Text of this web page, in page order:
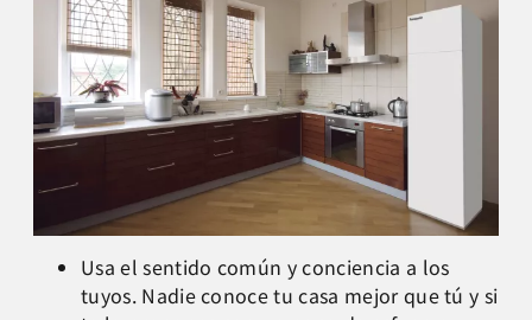
Usa el sentido común y conciencia a los
tuyos. Nadie conoce tu casa mejor que tú y si